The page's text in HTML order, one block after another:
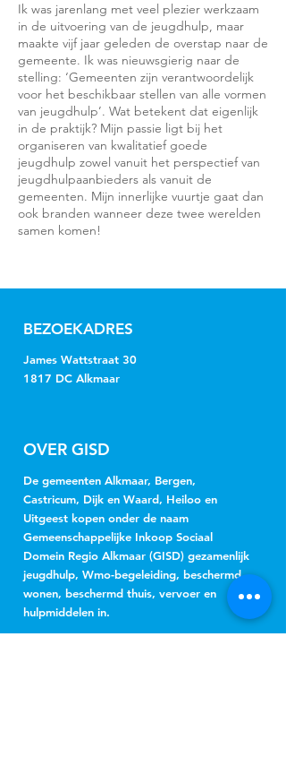
Ik was jarenlang met veel plezier werkzaam
in de uitvoering van de jeugdhulp, maar
maakte vijf jaar geleden de overstap naar de
gemeente. Ik was nieuwsgierig naar de
stelling: ‘Gemeenten zijn verantwoordelijk
voor het beschikbaar stellen van alle vormen
van jeugdhulp’. Wat betekent dat eigenlijk
in de praktijk? Mijn passie ligt bij het
organiseren van kwalitatief goede
jeugdhulp zowel vanuit het perspectief van
jeugdhulpaanbieders als vanuit de
gemeenten. Mijn innerlijke vuurtje gaat dan
ook branden wanneer deze twee werelden
samen komen!
BEZOEKADRES
James Wattstraat 30
1817 DC Alkmaar
OVER GISD
De gemeenten Alkmaar, Bergen,
Castricum, Dijk en Waard, Heiloo en
Uitgeest kopen onder de naam
Gemeenschappelijke Inkoop Sociaal
Domein Regio Alkmaar (GISD) gezamenlijk
jeugdhulp, Wmo-begeleiding, beschermd
wonen, beschermd thuis, vervoer en
hulpmiddelen in.